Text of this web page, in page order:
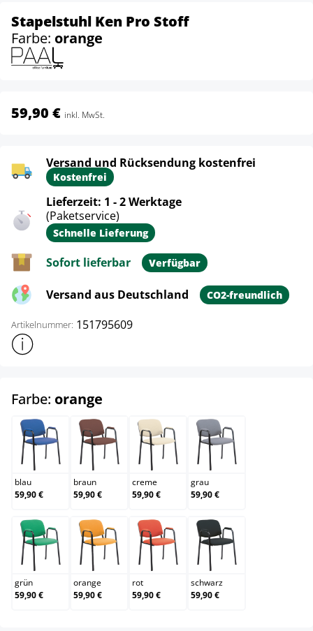
Stapelstuhl Ken Pro Stoff
Farbe: orange
59,90 € inkl. MwSt.
Versand und Rücksendung kostenfrei
Kostenfrei
Lieferzeit: 1 - 2 Werktage
(Paketservice)
Schnelle Lieferung
Sofort lieferbar Verfügbar
Versand aus Deutschland CO2-freundlich
Artikelnummer: 151795609
Weitere Produktinformationen anzeigen
Farbe: orange
blau
blau
59,90 €
braun
braun
59,90 €
creme
creme
59,90 €
grau
grau
59,90 €
grün
grün
59,90 €
orange
orange
59,90 €
rot
rot
59,90 €
schwarz
schwarz
59,90 €